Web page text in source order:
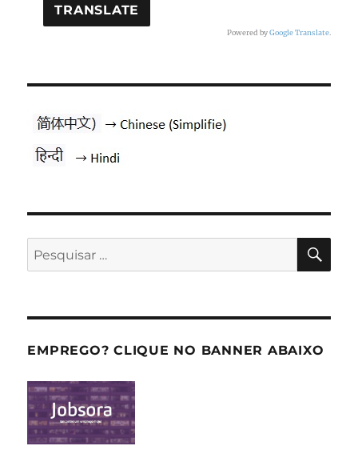
Powered byGoogle Translate.
Pesquisar
por:
EMPREGO? CLIQUE NO BANNER ABAIXO